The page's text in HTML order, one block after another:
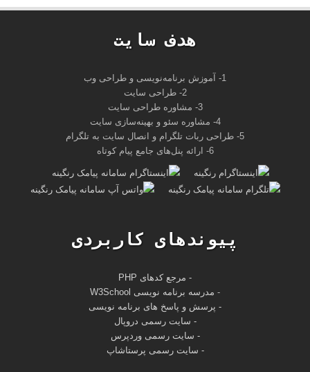
هدف سايت
1- آموزش برنامه‌نویسی و طراحی وب
2- طراحی سایت
3- مشاوره طراحی سایت
4- مشاوره سئو و بهینه‌سازی سایت
5- طراحی ربات تلگرام و انصال سایت به تلگرام
6- ارائه پنل‌های جامع پیام کوتاه
پیوندهای کاربردی
- مرجع کدهای PHP
- مدرسه برنامه نویسی W3School
- پرسش و پاسخ های برنامه نویسی
- سایت رسمی دروپال
- سایت رسمی وردپرس
- سایت رسمی پرستاشاپ